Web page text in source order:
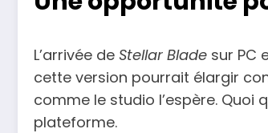
L’arrivée de Stellar Blade sur PC
cette version pourrait élargir
comme le studio l’espère. Quoi
plateforme.